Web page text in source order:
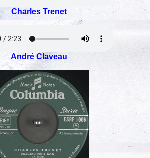
Charles Trenet
André Claveau